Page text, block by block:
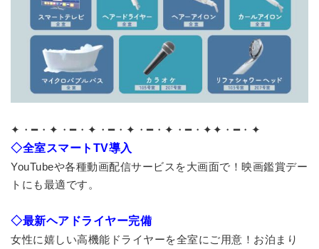
✦・━・✦・━・✦・━・✦・━・✦・━・✦✦・━・✦
◇全室スマートTV導入
YouTubeや各種動画配信サービスを大画面で！映画鑑賞デー
トにも最適です。
◇最新ヘアドライヤー完備
女性に嬉しい高機能ドライヤーを全室にご用意！お泊まり